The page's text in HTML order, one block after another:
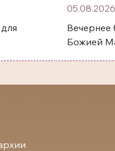
05.08.2026
Вечернее
Божией